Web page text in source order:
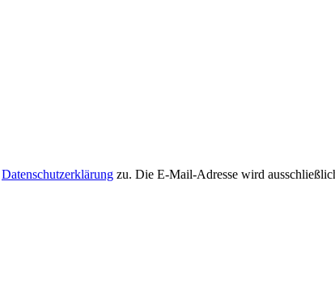
Datenschutzerklärung zu. Die E-Mail-Adresse wird